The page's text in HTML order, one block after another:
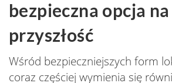
bezpieczna opcja na
przyszłość
Wśród bezpieczniejszych form
coraz częściej wymienia się